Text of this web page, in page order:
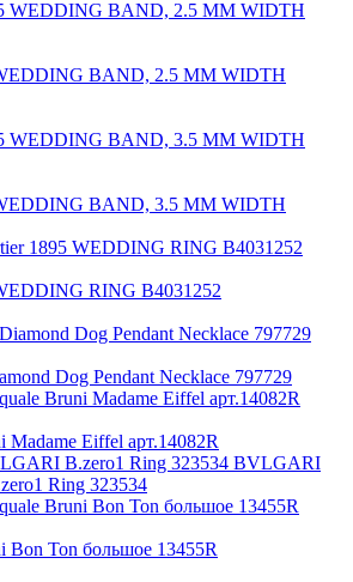
BAND, 2.5 MM WIDTH
BAND, 3.5 MM WIDTH
RING B4031252
Dog Pendant Necklace 797729
Кольцо Pasquale Bruni Madame Eiffel арт.14082R
BVLGARI
Ring 323534
Bon Ton большое 13455R